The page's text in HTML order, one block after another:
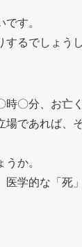
す。
るでしょう
〇分、お亡
であれば、
か。
学的な「死